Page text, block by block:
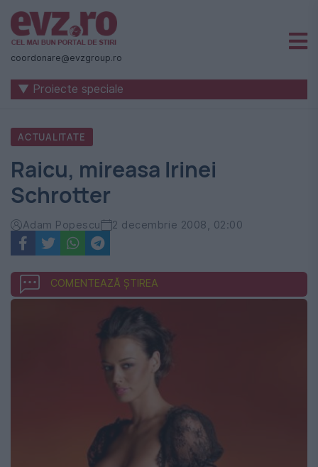
Știri
naționale
internaționale
România
-
Evenimentul
Zilei
coordonare@evzgroup.ro
▼ Proiecte speciale
ACTUALITATE
Raicu, mireasa Irinei
Schrotter
Adam Popescu 2 decembrie 2008, 02:00
COMENTEAZĂ ȘTIREA